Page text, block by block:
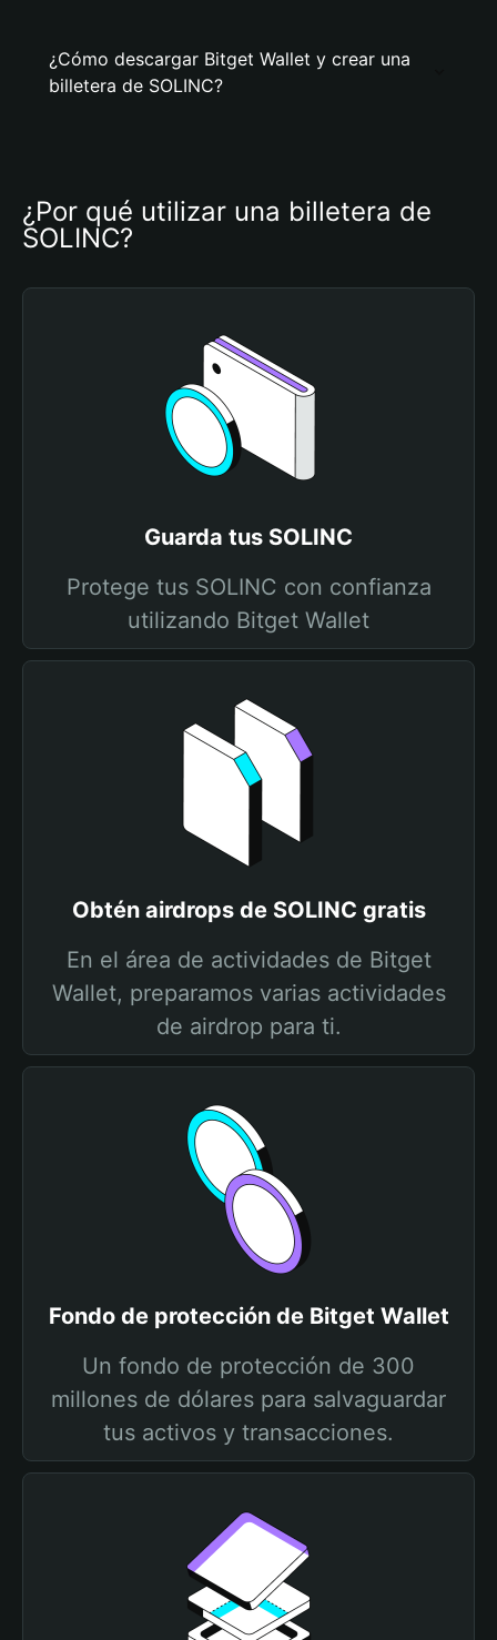
¿Cómo descargar Bitget Wallet y crear una
billetera de SOLINC?
¿Por qué utilizar una billetera de
SOLINC?
Guarda tus SOLINC
Protege tus SOLINC con confianza
utilizando Bitget Wallet
Obtén airdrops de SOLINC gratis
En el área de actividades de Bitget
Wallet, preparamos varias actividades
de airdrop para ti.
Fondo de protección de Bitget Wallet
Un fondo de protección de 300
millones de dólares para salvaguardar
tus activos y transacciones.